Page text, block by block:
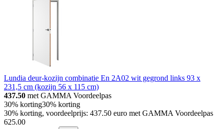
Lundia deur-kozijn combinatie En 2A02 wit gegrond links 93 x
231,5 cm (kozijn 56 x 115 cm)
437.50 met GAMMA Voordeelpas
30% korting30% korting
30% korting, voordeelprijs: 437.50 euro met GAMMA Voordeelpas
625.00